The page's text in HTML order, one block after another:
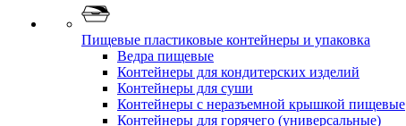
Пищевые пластиковые контейнеры и упаковка
Ведра пищевые
Контейнеры для кондитерских изделий
Контейнеры для суши
Контейнеры с неразъемной крышкой пищевые
Контейнеры для горячего (универсальные)